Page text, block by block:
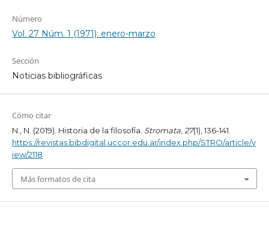
Número
Vol. 27 Núm. 1 (1971): enero-marzo
Sección
Noticias bibliográficas
Cómo citar
N., N. (2019). Historia de la filosofía. Stromata,27(1), 136-141.
https://revistas.bibdigital.uccor.edu.ar/index.php/STRO/article/v
iew/2118
Más formatos de cita